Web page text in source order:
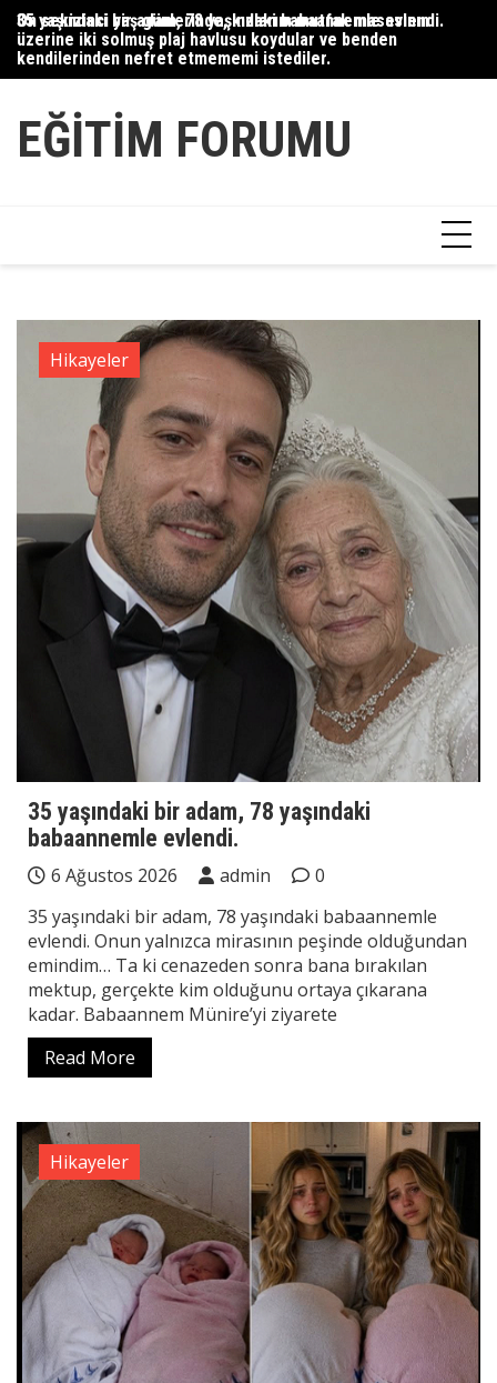
Skip
content
35 yaşındaki bir adam, 78 yaşındaki babaannemle evlendi.
On sekizinci yaş günlerinde, kızlarım mutfak masasının
üzerine iki solmuş plaj havlusu koydular ve benden
kendilerinden nefret etmememi istediler.
EĞITIM FORUMU
Hikayeler
35 yaşındaki bir adam, 78 yaşındaki
babaannemle evlendi.
6 Ağustos 2026 admin
0
35 yaşındaki bir adam, 78 yaşındaki babaannemle
evlendi. Onun yalnızca mirasının peşinde olduğundan
emindim… Ta ki cenazeden sonra bana bırakılan
mektup, gerçekte kim olduğunu ortaya çıkarana
kadar. Babaannem Münire’yi ziyarete
Read More
Hikayeler